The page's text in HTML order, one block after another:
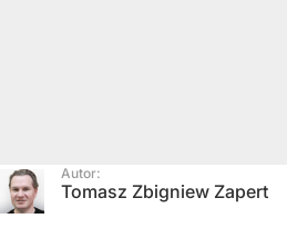
Autor:
Tomasz Zbigniew Zapert